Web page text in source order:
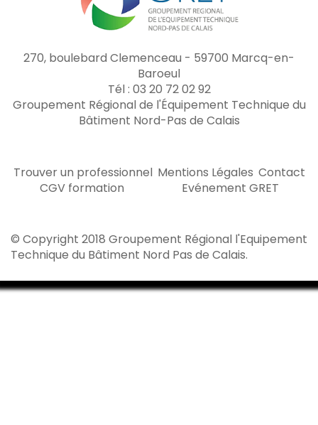
270, boulebard Clemenceau - 59700 Marcq-en-
Baroeul
Tél : 03 20 72 02 92
Groupement Régional de l'Équipement Technique du
Bâtiment Nord-Pas de Calais
Trouver un professionnel Mentions Légales Contact
CGV formation
Evénement GRET
© Copyright 2018 Groupement Régional l'Equipement
Technique du Bâtiment Nord Pas de Calais.